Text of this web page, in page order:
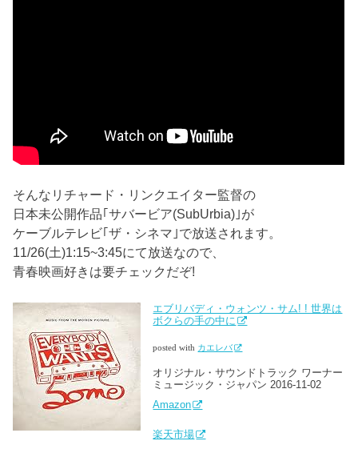
そんなリチャード・リンクエイター監督の
日本未公開作品｢サバービア(SubUrbia)｣が
ケーブルテレビ｢ザ・シネマ｣で放送されます。
11/26(土)1:15~3:45にて放送なので、
青春映画好きは要チェックだぞ!
エブリバディ・ウォンツ・サム! ! 世界は
ボクらの手の中に
posted with カエレバ
オリジナル・サウンドトラック ワーナー
ミュージック・ジャパン 2016-11-02
Amazon
楽天市場